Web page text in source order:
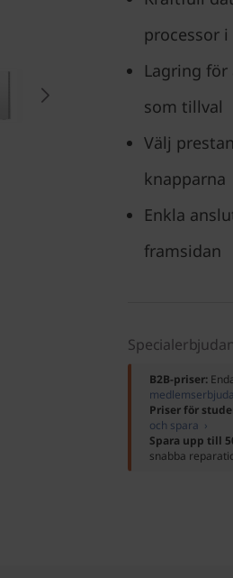
processor
Lagring för
som tillval
Välj
knapparna
Enkla
framsidan
B2B-priser:
Priser för
och spara ›
Spara upp till
snabba